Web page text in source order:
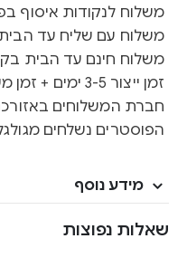
משלוח לנקודות איסוף
משלוח עם שליח עד הבית – 40
משלוח חינם עד הבית בקנייה
חברת המשלוחים
הפוסטרים נשלחים
מידע נוסף
שאלות נפוצות